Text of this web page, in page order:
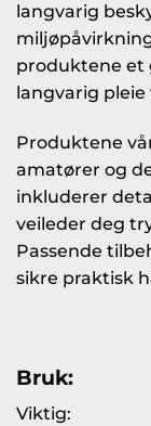
langvarig
produktene et
langvarig
Produktene
amatører og
inkluderer
veileder deg
Passende
sikre praktisk
Bruk:
Viktig: